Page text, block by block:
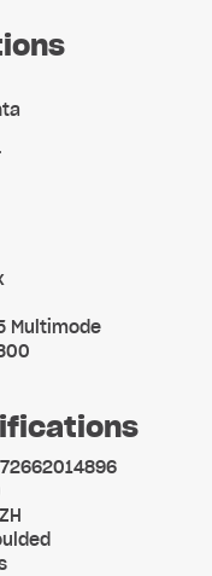
Multimode